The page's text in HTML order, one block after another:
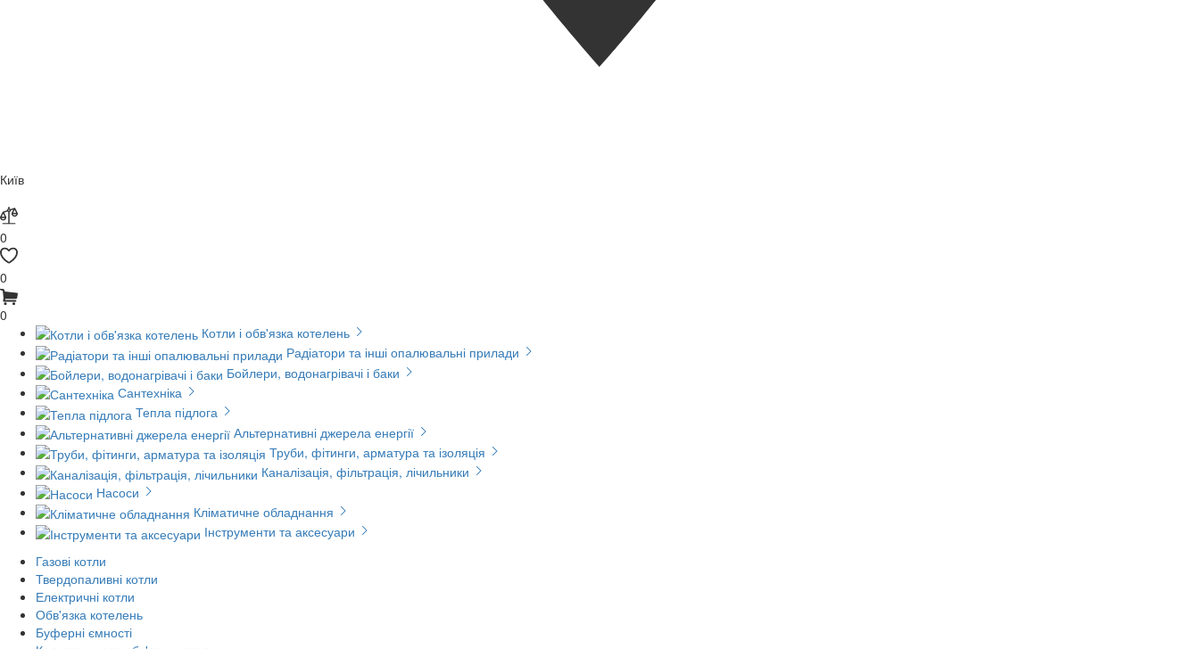
Київ
0
0
0
Котли і обв'язка котелень
Радіатори та інші опалювальні прилади
Бойлери, водонагрівачі і баки
Сантехніка
Тепла підлога
Альтернативні джерела енергії
Труби, фітинги, арматура та ізоляція
Каналізація, фільтрація, лічильники
Насоси
Кліматичне обладнання
Інструменти та аксесуари
Газові котли
Твердопаливні котли
Електричні котли
Обв'язка котелень
Буферні ємності